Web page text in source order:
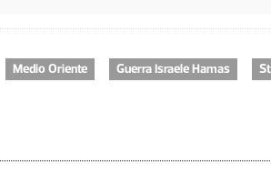
Medio Oriente Guerra Israele Hamas